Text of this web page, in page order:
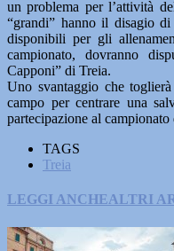
un problema per l’attività
“grandi” hanno il disagio
disponibili per gli
campionato, dovranno
Capponi” di Treia.
Uno svantaggio che
campo per centrare una
partecipazione al campionato
TAGS
Treia
LEGGI ANCHEALTRI